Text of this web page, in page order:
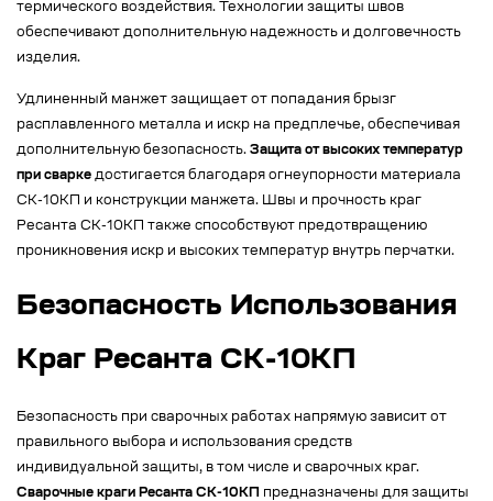
термического воздействия. Технологии защиты швов
обеспечивают дополнительную надежность и долговечность
изделия.
Удлиненный манжет защищает от попадания брызг
расплавленного металла и искр на предплечье, обеспечивая
дополнительную безопасность. Защита от высоких температур
при сварке достигается благодаря огнеупорности материала
СК-10КП и конструкции манжета. Швы и прочность краг
Ресанта СК-10КП также способствуют предотвращению
проникновения искр и высоких температур внутрь перчатки.
Безопасность Использования
Краг Ресанта СК-10КП
Безопасность при сварочных работах напрямую зависит от
правильного выбора и использования средств
индивидуальной защиты, в том числе и сварочных краг.
Сварочные краги Ресанта СК-10КП предназначены для защиты